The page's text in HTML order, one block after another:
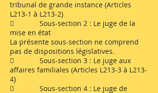
tribunal de grande instance (Articles
L213-1 à L213-2)
 Sous-section 2 : Le juge de la
mise en état
La présente sous-section ne comprend
pas de dispositions législatives.
 Sous-section 3 : Le juge aux
affaires familiales (Articles L213-3 à L213-
4)
 Sous-section 4 : Le juge de